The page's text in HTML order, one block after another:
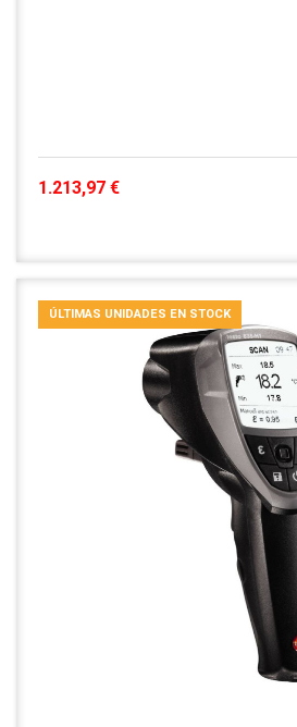
1.213,97 €
ÚLTIMAS UNIDADES EN STOCK